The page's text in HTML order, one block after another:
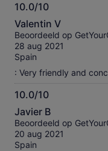
10.0/10
10.0
van
10
Valentin V
Beoordeeld op
28 aug 2021
Spain
: Very friendly and
10.0/10
10.0
van
10
Javier B
Beoordeeld op
20 aug 2021
Spain